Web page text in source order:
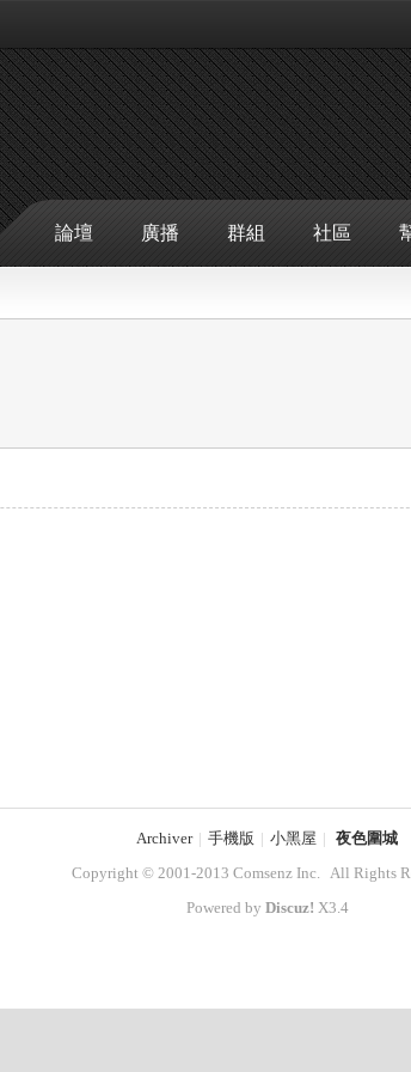
論壇 廣播 群組 社區
Archiver | 手機版 | 小黑屋 |
夜色圍城
Copyright © 2001-2013 Comsenz Inc. All Rights
Powered by Discuz! X3.4